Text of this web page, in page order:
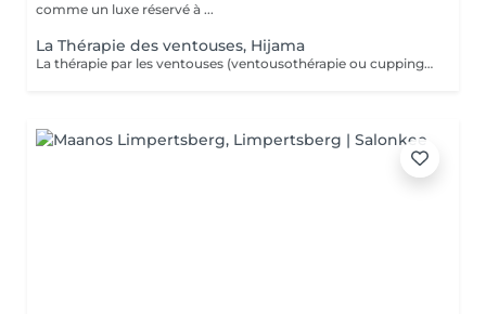
comme un luxe réservé à ...
La Thérapie des ventouses, Hijama
La thérapie par les ventouses (ventousothérapie ou cupping) peut être employée pour divers problèmes de santé. Actuellement, elle est surtout utilisée pour soulager les douleurs musculosquelettiques. 'application des ventouses active fortement la circulation du sang et par le fait même, soulage la douleur. Jusqu'à récemment cette technique était très peu connue de la plupart des gens en occident. Depuis quelques années elle gagne en popularité. La thérapie par les ventouses est maintenant de plus en plus répendue. L'aspiration provoquée par les ventouses augmente considérablement la circulation sanguine au niveau des vaisseaux sanguins capillaires des muscles, tissus conjonctifs et des fascias. Elle améliore aussi la circulation lymphatique. Ainsi, elle libère la stagnation de Qi et de Sang dans les zones douloureuses. Cela a pour effet de diminuer les douleurs, les tensions, les contractions et les spasmes musculaires. De plus, le cupping favorise la guérison et permet d'éliminer plus rapidement l'acide lactique accumulé dans les muscles par l'effort physique. Le cupping est aussi utilisé pour chasser les pathogènes à l'extérieur du corps et dégager les voies respiratoires en cas de rhumes, grippes ou bronchites. Laissez-vous surprendre par cette technique millénaire.